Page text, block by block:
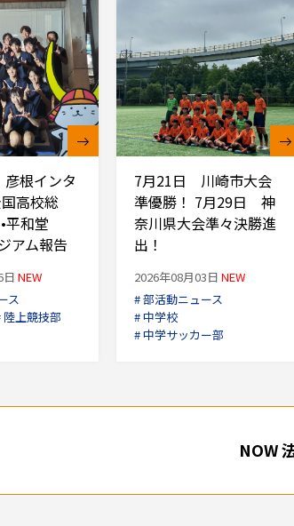
根インタ
高校総
平和堂
アム報告
日 NEW
ス
陸上競技部
7月21日 川崎市大会
準優勝！ 7月29日 神
奈川県大会準々決勝進
出！
2026年08月03日 NEW
# 部活動ニュース
# 中学校
# 中学サッカー部
NOW